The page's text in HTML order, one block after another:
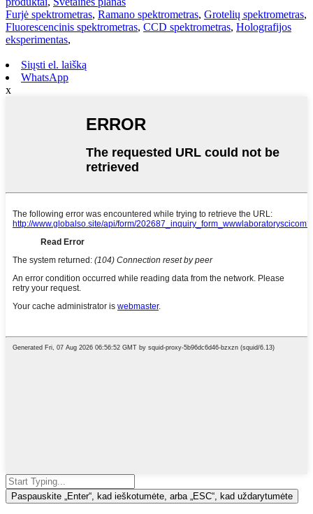
Furjė spektrometras, Ramano spektrometras, Grotelių spektrometras,
Fluorescencinis spektrometras, CCD spektrometras, Holografijos
eksperimentas,
Siųsti el. laišką
WhatsApp
x
Paspauskite „Enter“, kad ieškotumėte, arba „ESC“, kad uždarytumėte